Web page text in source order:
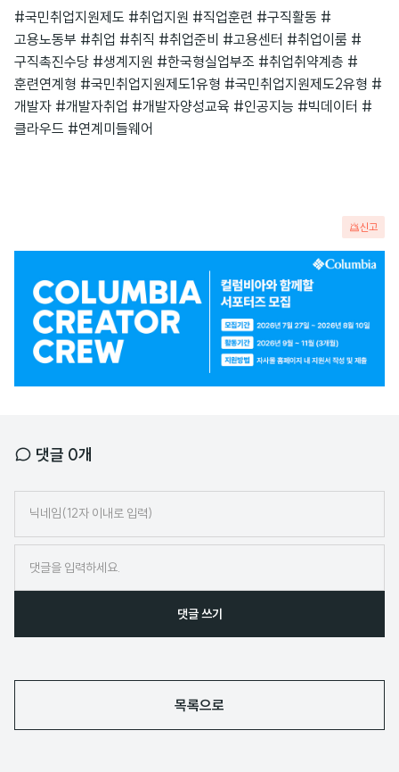
#국민취업지원제도 #취업지원 #직업훈련 #구직활동 #
고용노동부 #취업 #취직 #취업준비 #고용센터 #취업이룸 #
구직촉진수당 #생계지원 #한국형실업부조 #취업취약계층 #
훈련연계형 #국민취업지원제도1유형 #국민취업지원제도2유형 #
개발자 #개발자취업 #개발자양성교육 #인공지능 #빅데이터 #
클라우드 #연계미들웨어
신고
댓글 0개
임
댓글 쓰기
목록으로